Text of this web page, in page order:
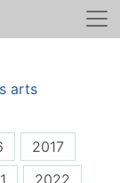
arts
2017
2022